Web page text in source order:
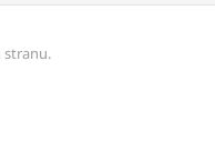
stranu.